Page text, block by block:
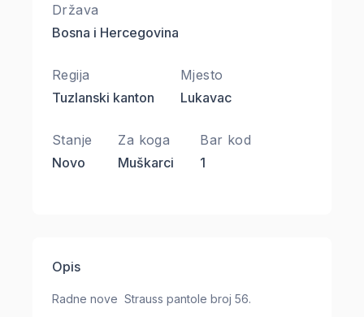
Država
Bosna i Hercegovina
Regija
Tuzlanski kanton
Mjesto
Lukavac
Stanje
Novo
Za koga
Muškarci
Bar kod
1
Opis
Radne nove Strauss pantole broj 56.